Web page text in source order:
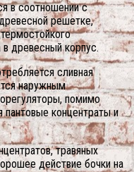
в соотношении с
решетке,
в древесный корпус.
сливная
наружным
помимо
пантовые концентраты и
травяных
действие бочки на